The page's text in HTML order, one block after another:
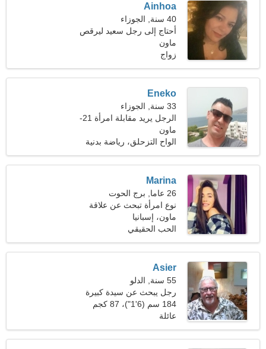
Ainhoa
40 سنة, الجوزاء
أحتاج إلى رجل سعيد ليرقص
ماون
زواج
Eneko
33 سنة, الجوزاء
الرجل يريد مقابلة امرأة 21-
29
ماون
الواح التزحلق، رياضة بدنية
Marina
26 عاما, برج الحوت
نوع امرأة تبحث عن علاقة
طويلة الأمد
ماون، إسبانيا
الحب الحقيقي
Asier
55 سنة, الدلو
رجل يبحث عن سيدة كبيرة
45-52
184 سم (6'1")، 87 كجم
(191 رطلا)
عائلة